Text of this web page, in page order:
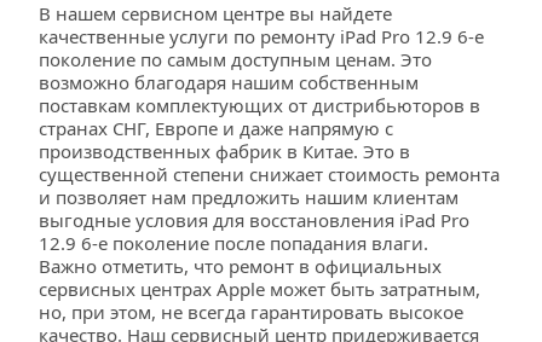
В нашем сервисном центре вы найдете
качественные услуги по ремонту iPad Pro 12.9 6-е
поколение по самым доступным ценам. Это
возможно благодаря нашим собственным
поставкам комплектующих от дистрибьюторов в
странах СНГ, Европе и даже напрямую с
производственных фабрик в Китае. Это в
существенной степени снижает стоимость ремонта
и позволяет нам предложить нашим клиентам
выгодные условия для восстановления iPad Pro
12.9 6-е поколение после попадания влаги.
Важно отметить, что ремонт в официальных
сервисных центрах Apple может быть затратным,
но, при этом, не всегда гарантировать высокое
качество. Наш сервисный центр придерживается